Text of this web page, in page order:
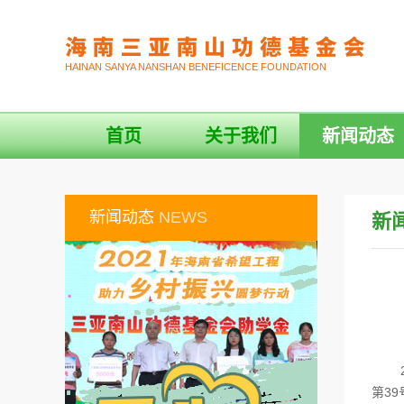
HAINAN SANYA NANSHAN BENEFICENCE FOUNDATION
首页 关于我们 新闻动态
新闻动态 NEWS 新
第39